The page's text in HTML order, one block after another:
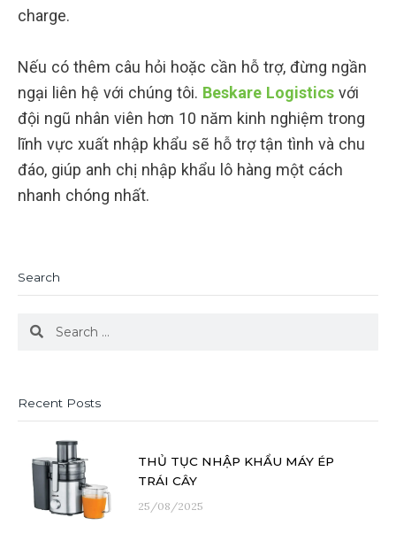
charge.
Nếu có thêm câu hỏi hoặc cần hỗ trợ, đừng ngần
ngại liên hệ với chúng tôi. Beskare Logistics với
đội ngũ nhân viên hơn 10 năm kinh nghiệm trong
lĩnh vực xuất nhập khẩu sẽ hỗ trợ tận tình và chu
đáo, giúp anh chị nhập khẩu lô hàng một cách
nhanh chóng nhất.
Search
Search
Recent Posts
THỦ TỤC NHẬP KHẨU MÁY ÉP
TRÁI CÂY
25/08/2025